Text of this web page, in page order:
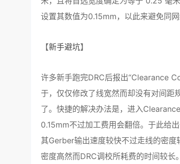
设置其数值为0.15mm，以此来避免同
【新手避坑】
许多新手跑完DRC后报出“Clearance
于，仅仅修改了线宽然而却没有对间
了。快捷的解决办法是，进入
0.15mm不过加工费用会翻倍。于此给
其Gerber输出速度较快不过走线的密
密度高然而DRC调校所耗费的时间较长